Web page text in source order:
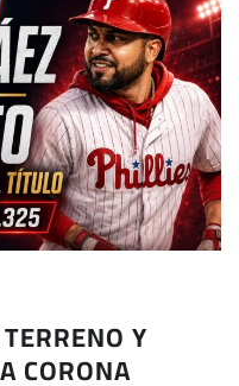
Y
CORONA